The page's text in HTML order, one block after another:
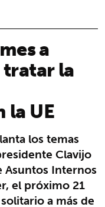
a
la
UE
los temas
Clavijo
Internos
el próximo 21
a más de